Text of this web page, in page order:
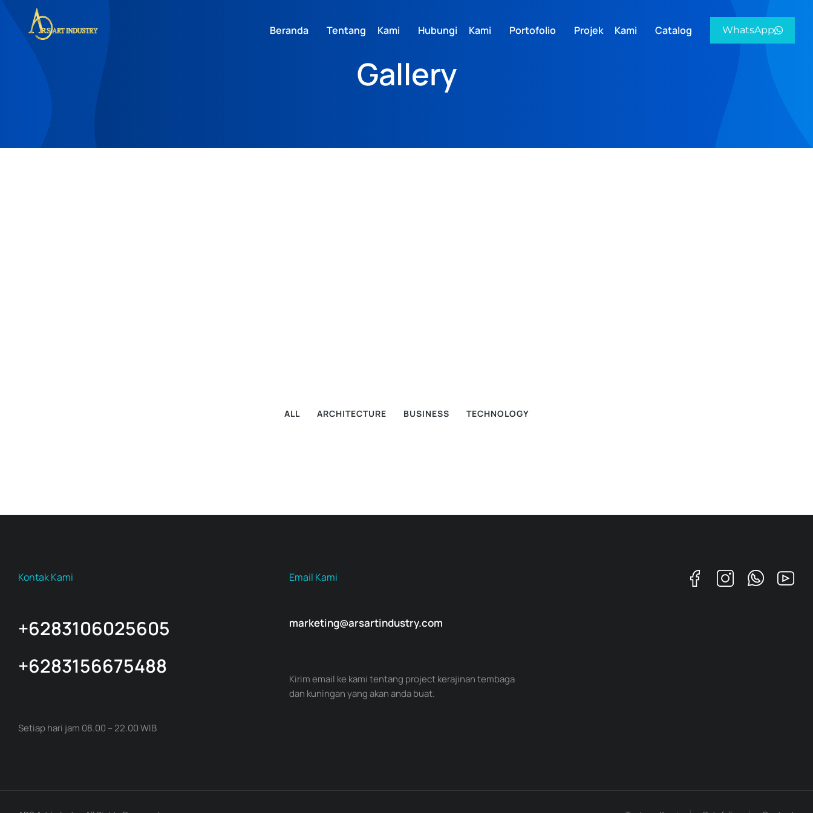
Beranda Tentang Kami Hubungi Kami Portofolio Projek Kami Catalog WhatsApp
Gallery
ALL ARCHITECTURE BUSINESS TECHNOLOGY
Kontak Kami
+6283106025605
+6283156675488
Setiap hari jam 08.00 – 22.00 WIB
Email Kami
marketing@arsartindustry.com
Kirim email ke kami tentang project kerajinan tembaga
dan kuningan yang akan anda buat.